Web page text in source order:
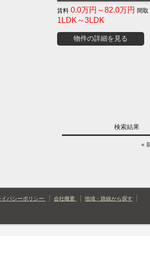
0.0万円～82.0万円
1LDK～3LDK
物件の詳細を見る
検索結果
«
イバシーポリシー 会社概要 地域・路線から探す